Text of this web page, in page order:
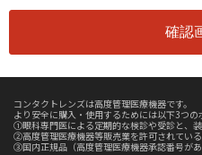
コンタクトレンズは高度管理医療機器です。
より安全に購入・使用するためには以下3つの
①眼科専門医による定期的な検診や受診と、
②高度管理医療機器等販売業を許可されてい
③国内正規品（高度管理医療機器承認番号が